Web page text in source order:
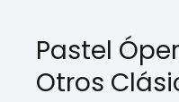
Pastel
Otros